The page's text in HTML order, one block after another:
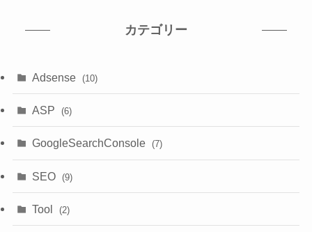
カテゴリー
Adsense (10)
ASP (6)
GoogleSearchConsole (7)
SEO (9)
Tool (2)